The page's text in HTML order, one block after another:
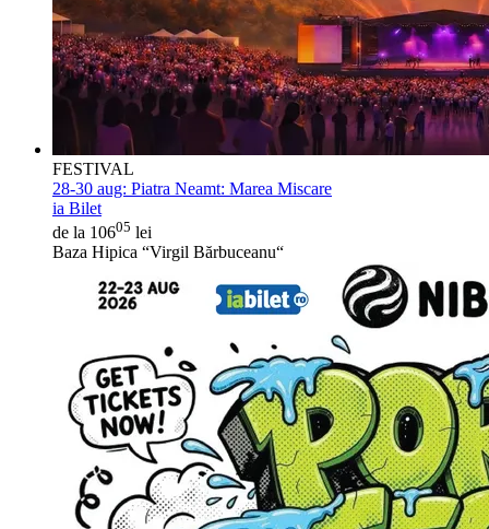
FESTIVAL
28-30 aug: Piatra Neamt: Marea Miscare
ia Bilet
de la 10605 lei
Baza Hipica “Virgil Bărbuceanu“